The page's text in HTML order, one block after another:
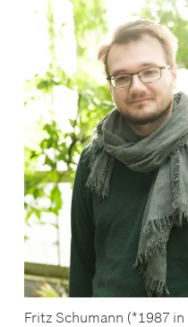
Fritz Schumann (*1987